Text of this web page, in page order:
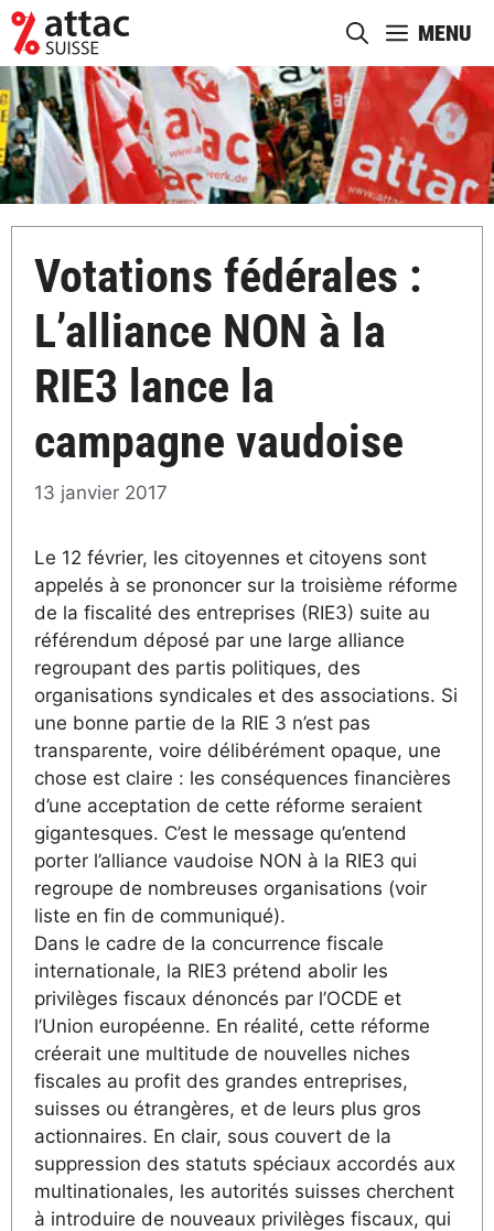
Aller
au
contenu
MENU
Votations fédérales :
L’alliance NON à la
RIE3 lance la
campagne vaudoise
13 janvier 2017
Le 12 février, les citoyennes et citoyens sont
appelés à se prononcer sur la troisième réforme
de la fiscalité des entreprises (RIE3) suite au
référendum déposé par une large alliance
regroupant des partis politiques, des
organisations syndicales et des associations. Si
une bonne partie de la RIE 3 n’est pas
transparente, voire délibérément opaque, une
chose est claire : les conséquences financières
d’une acceptation de cette réforme seraient
gigantesques. C’est le message qu’entend
porter l’alliance vaudoise NON à la RIE3 qui
regroupe de nombreuses organisations (voir
liste en fin de communiqué).
Dans le cadre de la concurrence fiscale
internationale, la RIE3 prétend abolir les
privilèges fiscaux dénoncés par l’OCDE et
l’Union européenne. En réalité, cette réforme
créerait une multitude de nouvelles niches
fiscales au profit des grandes entreprises,
suisses ou étrangères, et de leurs plus gros
actionnaires. En clair, sous couvert de la
suppression des statuts spéciaux accordés aux
multinationales, les autorités suisses cherchent
à introduire de nouveaux privilèges fiscaux, qui